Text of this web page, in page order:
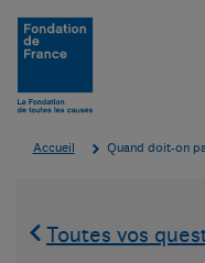
Aller au contenu
Aller au menu
Aller au pied de page
Accueil Quand doit-on
Toutes vos